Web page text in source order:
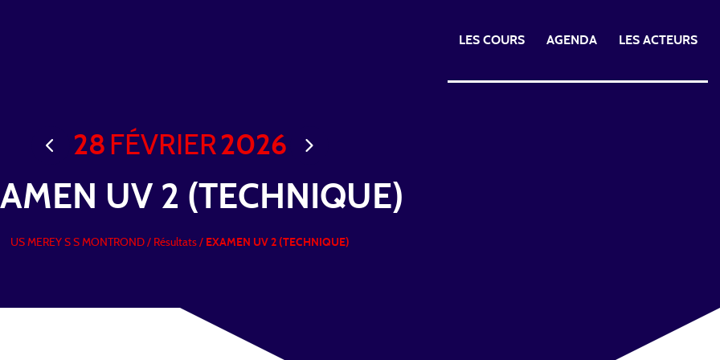
LES COURS AGENDA LES ACTEURS
28 FÉVRIER2026
UV 2 (TECHNIQUE)
US MEREY S S MONTROND / Résultats / EXAMEN UV 2 (TECHNIQUE)